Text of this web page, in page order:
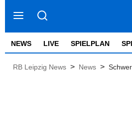
NEWS LIVE SPIELPLAN
RB Leipzig News > News >